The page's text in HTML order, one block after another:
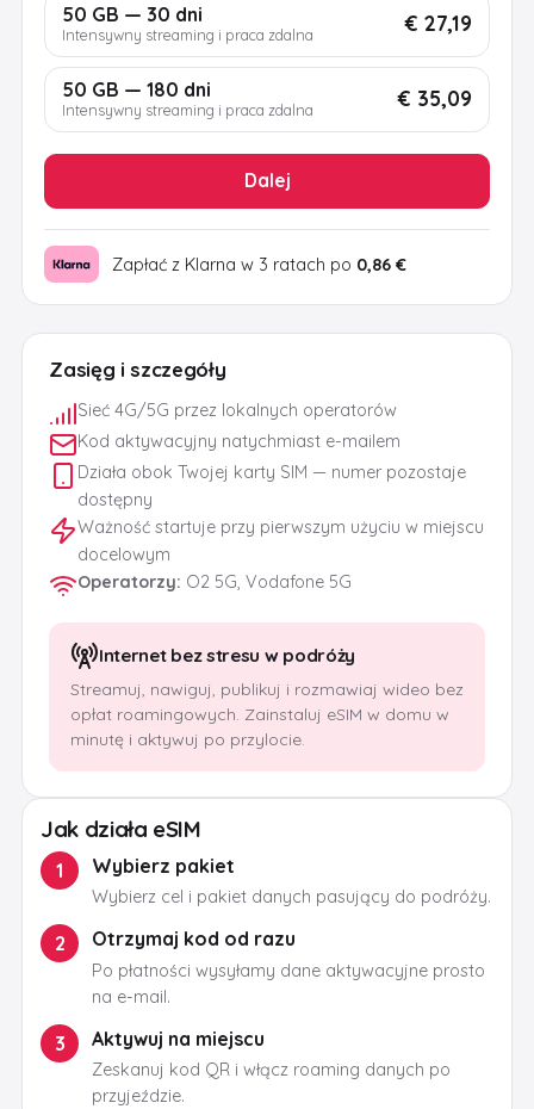
Zasięg i szczegóły
Sieć 4G/5G przez lokalnych operatorów
Kod aktywacyjny natychmiast e-mailem
Działa obok Twojej karty SIM — numer pozostaje
dostępny
Ważność startuje przy pierwszym użyciu w miejscu
docelowym
Operatorzy: O2 5G, Vodafone 5G
Internet bez stresu w podróży
Streamuj, nawiguj, publikuj i rozmawiaj wideo bez
opłat roamingowych. Zainstaluj eSIM w domu w
minutę i aktywuj po przylocie.
Jak działa eSIM
1 Wybierz pakiet
Wybierz cel i pakiet danych pasujący do podróży.
2 Otrzymaj kod od razu
Po płatności wysyłamy dane aktywacyjne prosto
na e-mail.
3 Aktywuj na miejscu
Zeskanuj kod QR i włącz roaming danych po
przyjeździe.
50 GB — 30 dni
Intensywny streaming i praca zdalna € 27,19
50 GB — 180 dni
Intensywny streaming i praca zdalna € 35,09
Dalej
Zapłać z Klarna w 3 ratach po 0,86 €